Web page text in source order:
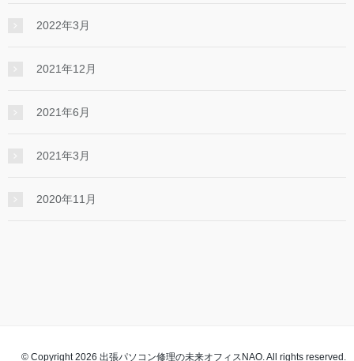
2022年3月
2021年12月
2021年6月
2021年3月
2020年11月
© Copyright 2026 出張パソコン修理の未来オフィスNAO. All rights reserved.